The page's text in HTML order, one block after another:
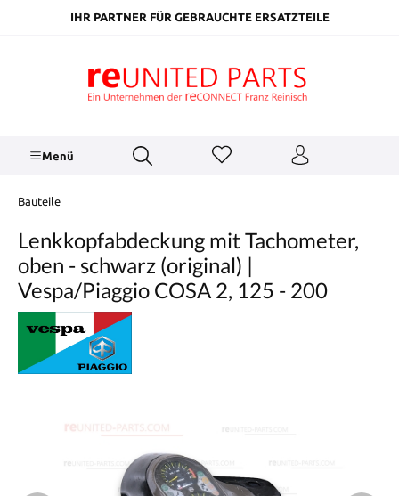
springenIHR PARTNER FÜR GEBRAUCHTE ERSATZTEILE
Menü
Bauteile
Lenkkopfabdeckung mit Tachometer,
oben - schwarz (original) |
Vespa/Piaggio COSA 2, 125 - 200